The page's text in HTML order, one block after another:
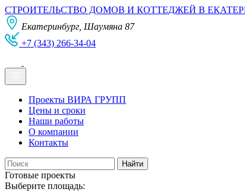
СТРОИТЕЛЬСТВО ДОМОВ И КОТТЕДЖЕЙ В
Екатеринбург, Шаумяна 87
+7 (343) 266-34-04
Проекты ВИРА ГРУПП
Цены и сроки
Наши работы
О компании
Контакты
Готовые проекты
Выберите площадь: